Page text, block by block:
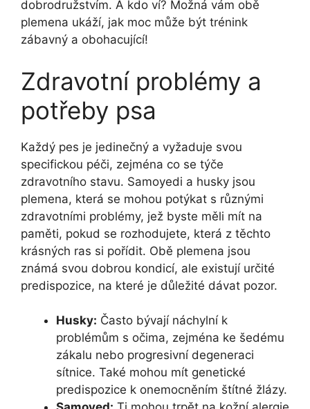
dobrodružstvím. A kdo ví? Možná vám obě
plemena ukáží, jak moc může být trénink
zábavný a obohacující!
Zdravotní problémy a
potřeby psa
Každý pes je jedinečný a vyžaduje svou
specifickou péči, zejména co se týče
zdravotního stavu. Samoyedi a husky jsou
plemena, která se mohou potýkat s různými
zdravotními problémy, jež byste měli mít na
paměti, pokud se rozhodujete, která z těchto
krásných ras si pořídit. Obě plemena jsou
známá svou dobrou kondicí, ale existují určité
predispozice, na které je důležité dávat pozor.
Husky: Často bývají náchylní k
problémům s očima, zejména ke šedému
zákalu nebo progresivní degeneraci
sítnice. Také mohou mít genetické
predispozice k onemocněním štítné žlázy.